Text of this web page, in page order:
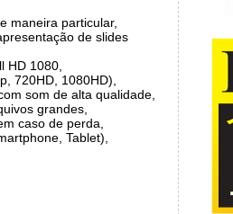
maneira particular,
de slides
HD 1080,
720HD, 1080HD),
som de alta qualidade,
grandes,
caso de perda,
Tablet),